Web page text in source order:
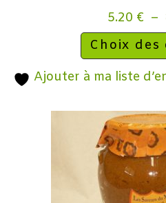
5.20 € –
Choix des
Ajouter à ma liste